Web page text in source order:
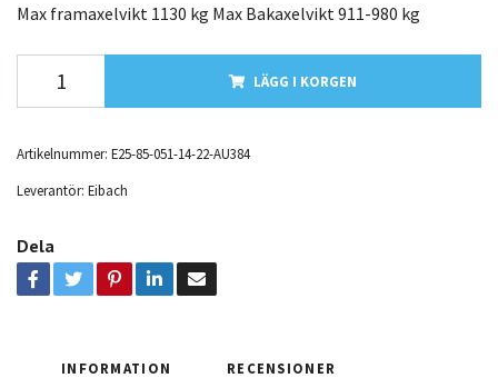
Max framaxelvikt 1130 kg Max Bakaxelvikt 911-980 kg
LÄGG I KORGEN
Artikelnummer: E25-85-051-14-22-AU384
Leverantör: Eibach
Dela
INFORMATION RECENSIONER